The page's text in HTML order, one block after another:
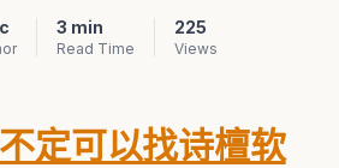
3 min
Read Time
225
Views
定可以找诗檀软